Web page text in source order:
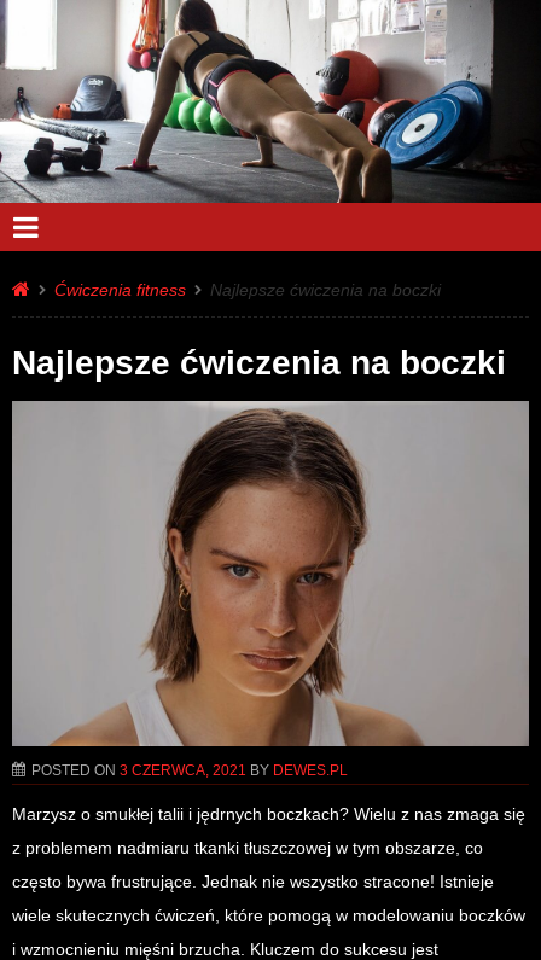
Ćwiczenia fitness Najlepsze ćwiczenia na boczki
Najlepsze ćwiczenia na boczki
POSTED ON 3 CZERWCA, 2021 BY DEWES.PL
Marzysz o smukłej talii i jędrnych boczkach? Wielu z nas zmaga się
z problemem nadmiaru tkanki tłuszczowej w tym obszarze, co
często bywa frustrujące. Jednak nie wszystko stracone! Istnieje
wiele skutecznych ćwiczeń, które pomogą w modelowaniu boczków
i wzmocnieniu mięśni brzucha. Kluczem do sukcesu jest